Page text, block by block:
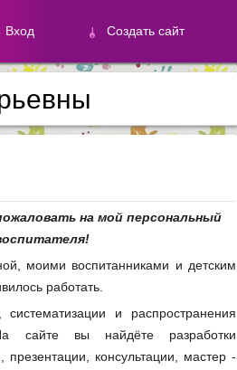
Создать сайт
Вход
на мой персональный
!
моими воспитанниками и детским
работать.
и распространения
сайте вы найдёте разработки
презентации, консультации, мастер -